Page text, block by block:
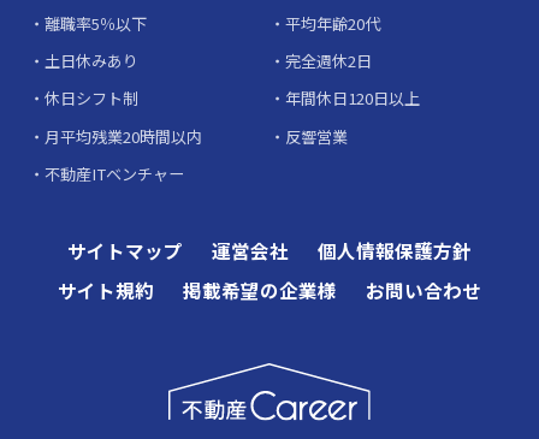
離職率5％以下
平均年齢20代
土日休みあり
完全週休2日
休日シフト制
年間休日120日以上
月平均残業20時間以内
反響営業
不動産ITベンチャー
サイトマップ 運営会社
個人情報保護方針
サイト規約
掲載希望の企業様 お問い合わせ